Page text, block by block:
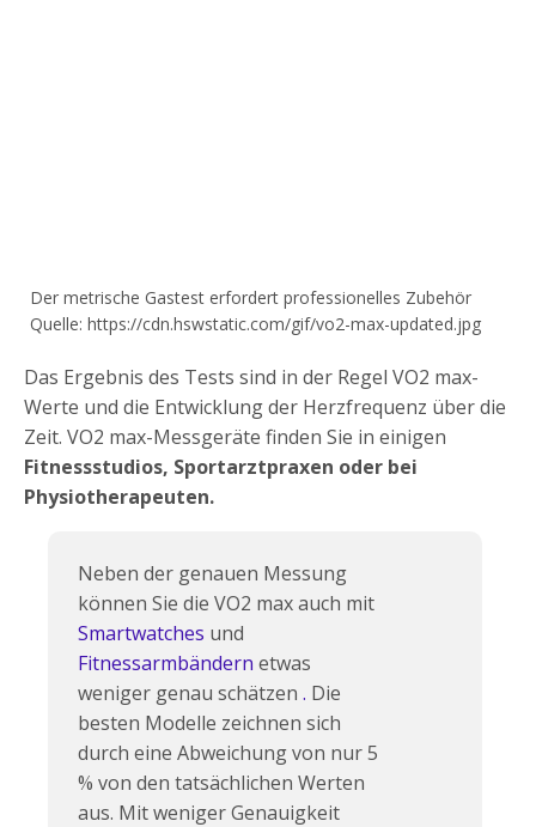
Der metrische Gastest erfordert professionelles Zubehör
Quelle: https://cdn.hswstatic.com/gif/vo2-max-updated.jpg
Das Ergebnis des Tests sind in der Regel VO2 max-
Werte und die Entwicklung der Herzfrequenz über die
Zeit. VO2 max-Messgeräte finden Sie in einigen
Fitnessstudios, Sportarztpraxen oder bei
Physiotherapeuten.
Neben der genauen Messung
können Sie die VO2 max auch mit
Smartwatches und
Fitnessarmbändern etwas
weniger genau schätzen . Die
besten Modelle zeichnen sich
durch eine Abweichung von nur 5
% von den tatsächlichen Werten
aus. Mit weniger Genauigkeit